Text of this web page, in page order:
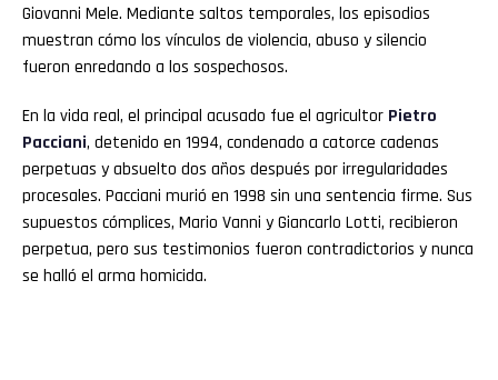
Giovanni Mele. Mediante saltos temporales, los episodios
muestran cómo los vínculos de violencia, abuso y silencio
fueron enredando a los sospechosos.
En la vida real, el principal acusado fue el agricultor Pietro
Pacciani, detenido en 1994, condenado a catorce cadenas
perpetuas y absuelto dos años después por irregularidades
procesales. Pacciani murió en 1998 sin una sentencia firme. Sus
supuestos cómplices, Mario Vanni y Giancarlo Lotti, recibieron
perpetua, pero sus testimonios fueron contradictorios y nunca
se halló el arma homicida.